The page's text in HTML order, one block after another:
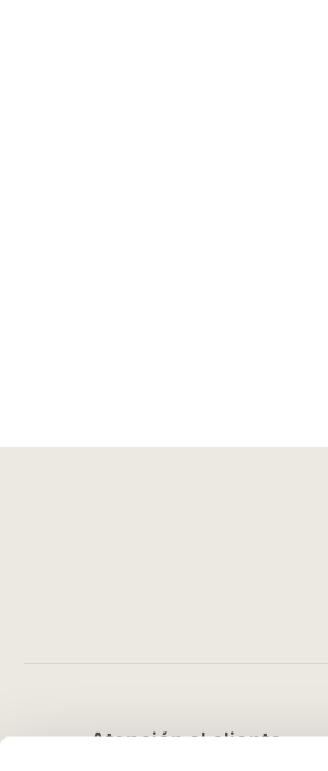
Atención al cliente